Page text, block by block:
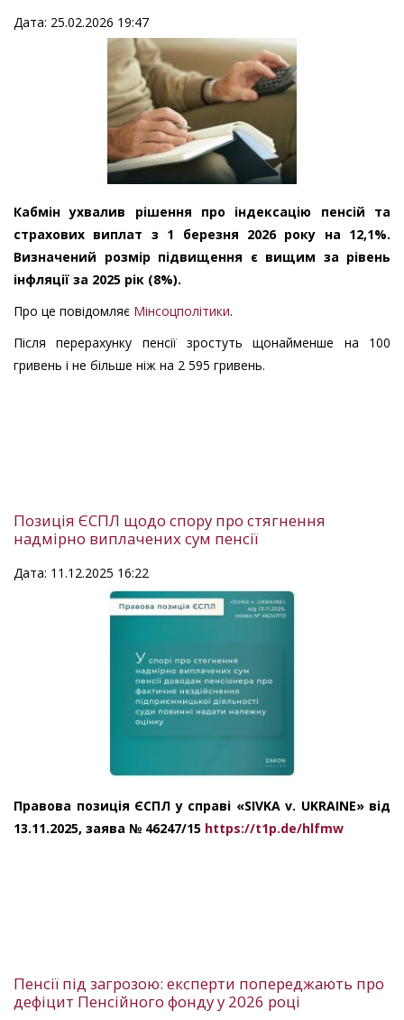
Дата: 25.02.2026 19:47
Кабмін ухвалив рішення про індексацію пенсій та
страхових виплат з 1 березня 2026 року на 12,1%.
Визначений розмір підвищення є вищим за рівень
інфляції за 2025 рік (8%).
Про це повідомляє Мінсоцполітики.
Після перерахунку пенсії зростуть щонайменше на 100
гривень і не більше ніж на 2 595 гривень.
Позиція ЄСПЛ щодо спору про стягнення
надмірно виплачених сум пенсії
Дата: 11.12.2025 16:22
Правова позиція ЄСПЛ у справі «SIVKA v. UKRAINE» від
13.11.2025, заява № 46247/15 https://t1p.de/hlfmw
Пенсії під загрозою: експерти попереджають про
дефіцит Пенсійного фонду у 2026 році